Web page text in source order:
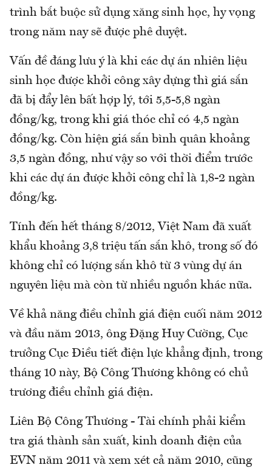
trình bắt buộc sử dụng xăng sinh học, hy vọng
trong năm nay sẽ được phê duyệt.
Vấn đề đáng lưu ý là khi các dự án nhiên liệu
sinh học được khởi công xây dựng thì giá sắn
đã bị đẩy lên bất hợp lý, tới 5,5-5,8 ngàn
đồng/kg, trong khi giá thóc chỉ có 4,5 ngàn
đồng/kg. Còn hiện giá sắn bình quân khoảng
3,5 ngàn đồng, như vậy so với thời điểm trước
khi các dự án được khởi công chỉ là 1,8-2 ngàn
đồng/kg.
Tính đến hết tháng 8/2012, Việt Nam đã xuất
khẩu khoảng 3,8 triệu tấn sắn khô, trong số đó
không chỉ có lượng sắn khô từ 3 vùng dự án
nguyên liệu mà còn từ nhiều nguồn khác nữa.
Về khả năng điều chỉnh giá điện cuối năm 2012
và đầu năm 2013, ông Đặng Huy Cường, Cục
trưởng Cục Điều tiết điện lực khẳng định, trong
tháng 10 này, Bộ Công Thương không có chủ
trương điều chỉnh giá điện.
Liên Bộ Công Thương - Tài chính phải kiểm
tra giá thành sản xuất, kinh doanh điện của
EVN năm 2011 và xem xét cả năm 2010, cũng